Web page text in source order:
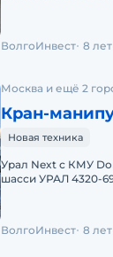
ВолгоИнвест 8
Москва и ещё 2
Кран-
Новая техника
Урал Next с КМУ
шасси УРАЛ 4320-
ВолгоИнвест 8